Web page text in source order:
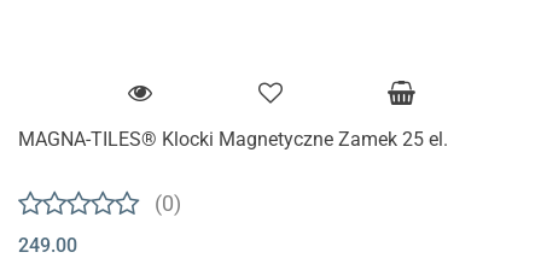
MAGNA-TILES® Klocki Magnetyczne Zamek 25 el.
(0)
249.00